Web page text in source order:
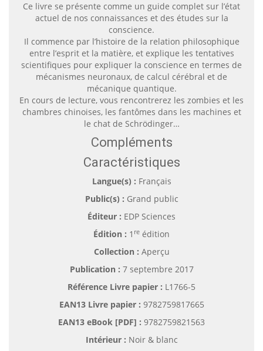
Ce livre se présente comme un guide complet sur l’état
actuel de nos connaissances et des études sur la
conscience.
Il commence par l’histoire de la relation philosophique
entre l’esprit et la matière, et explique les tentatives
scientifiques pour expliquer la conscience en termes de
mécanismes neuronaux, de calcul cérébral et de
mécanique quantique.
En cours de lecture, vous rencontrerez les zombies et les
chambres chinoises, les fantômes dans les machines et
le chat de Schrödinger…
Compléments
Caractéristiques
Langue(s) : Français
Public(s) : Grand public
Éditeur : EDP Sciences
Édition : 1 re édition
Collection : Aperçu
Publication : 7 septembre 2017
Référence Livre papier : L1766-5
EAN13 Livre papier : 9782759817665
EAN13 eBook [PDF] : 9782759821563
Intérieur : Noir & blanc